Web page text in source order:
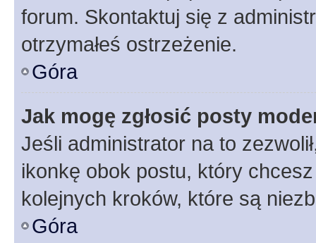
forum. Skontaktuj się z
otrzymałeś ostrzeżenie.
Góra
Jak mogę zgłosić posty
Jeśli administrator na to
ikonkę obok postu, który
kolejnych kroków, które są
Góra